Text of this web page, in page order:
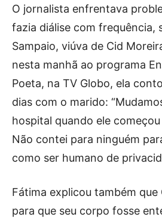
O jornalista enfrentava
fazia diálise com frequência,
Sampaio, viúva de Cid
nesta manhã ao programa
Poeta, na TV Globo, ela
dias com o marido:
hospital quando ele
Não contei para ninguém
como ser humano de
Fátima explicou também que
para que seu corpo fosse